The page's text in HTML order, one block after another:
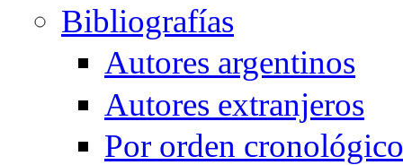
Bibliografías
Autores argentinos
Autores extranjeros
Por orden cronológico